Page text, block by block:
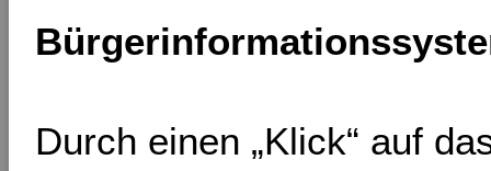
Durch einen „Klick“ auf